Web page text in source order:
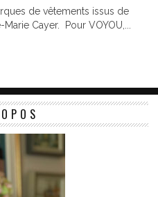
de vêtements issus de
Cayer. Pour VOYOU,...